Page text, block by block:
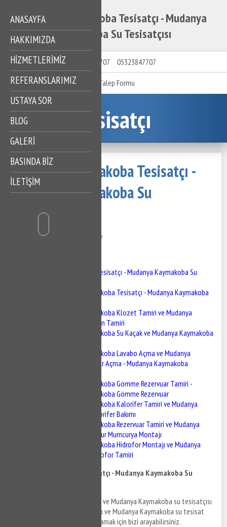
Mudanya Kaymakoba Tesisatçı - Mudanya
Kaymakoba Su Tesisatçısı
ANASAYFA
HAKKIMIZDA
HIZMETLERIMIZ
REFERANSLARIMIZ
USTAYA SOR
BLOG
GALERİ
BASINDA BİZ
İLETİŞİM
05323847707 05323847707
Talep Formu
Tesisatçı
Mudanya Kaymakoba Tesisatçı -
Mudanya Kaymakoba Su
Tesisatçısı
15 Kasım 2020 528 Görüntüleme
Mudanya Kaymakoba Tesisatçı - Mudanya Kaymakoba Su
Mudanya Kaymakoba Tesisatçı - Mudanya Kaymakoba
Mudanya Kaymakoba Klozet Tamiri ve Mudanya
Kaymakoba Sifon Tamiri
Mudanya Kaymakoba Su Kaçak ve Mudanya Kaymakoba
Mudanya Kaymakoba Lavabo Açma ve Mudanya
Kaymakoba Gider Açma - Mudanya Kaymakoba
Mudanya Kaymakoba Gömme Rezervuar Tamiri -
Mudanya Kaymakoba Gömme Rezervuar
Mudanya Kaymakoba Kalorifer Tamiri ve Mudanya
Kaymakoba Kalorifer Bakımı
Mudanya Kaymakoba Rezervuar Tamiri ve Mudanya
Kaymakoba BUğur Mumcurya Montajı
Mudanya Kaymakoba Hidrofor Montajı ve Mudanya
Kaymakoba Hidrofor Tamiri
Mudanya Kaymakoba Tesisatçı - Mudanya Kaymakoba Su
Mudanya Kaymakoba tesisatçı ve Mudanya Kaymakoba su tesisatçısı
hizmetleri hakkında bilgi almak ve Mudanya Kaymakoba su tesisat
hakkında detaylara erişim sağlamak için bizi arayabilirsiniz.